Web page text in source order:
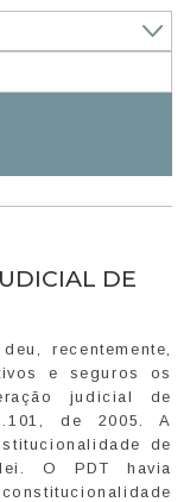
DE
recentemente,
e seguros os
judicial de
de 2005. A
de
O PDT havia